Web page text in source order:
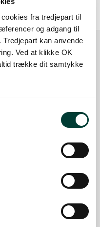
fra tredjepart til
og adgang til
kan anvende
Ved at klikke OK
trække dit samtykke
i umiddelbar nærhed